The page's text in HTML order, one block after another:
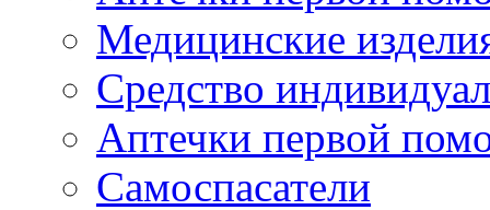
Медицинские
Средство
Аптечки первой
Самоспасатели